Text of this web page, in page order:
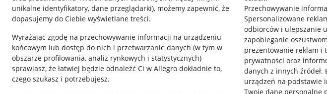
unikalne identyfikatory, dane przeglądarki), możemy zapewnić, że
dopasujemy do Ciebie wyświetlane treści.
Wyrażając zgodę na przechowywanie informacji na urządzeniu
końcowym lub dostęp do nich i przetwarzanie danych (w tym w
obszarze profilowania, analiz rynkowych i statystycznych)
sprawiasz, że łatwiej będzie odnaleźć Ci w Allegro dokładnie to,
czego szukasz i potrzebujesz.
Przechowywanie
Spersonalizowane
odbiorców i ulepszanie
zapobieganie
prezentowanie reklam i
prywatności oraz
danych z innych źródeł.
urządzeń na podstawie
Twoje dane personalne
Nawigacja
Przydatne informacje